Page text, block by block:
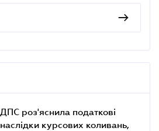
ДПС роз'яснила податкові
наслідки курсових коливань,